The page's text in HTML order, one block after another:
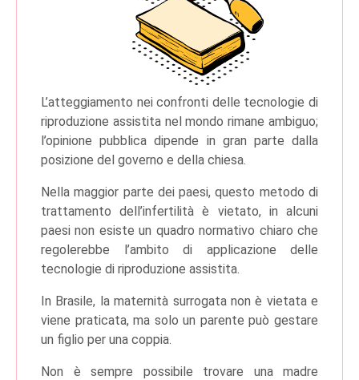
L’atteggiamento nei confronti delle tecnologie di
riproduzione assistita nel mondo rimane ambiguo;
l’opinione pubblica dipende in gran parte dalla
posizione del governo e della chiesa.
Nella maggior parte dei paesi, questo metodo di
trattamento dell’infertilità è vietato, in alcuni
paesi non esiste un quadro normativo chiaro che
regolerebbe l’ambito di applicazione delle
tecnologie di riproduzione assistita.
In Brasile, la maternità surrogata non è vietata e
viene praticata, ma solo un parente può gestare
un figlio per una coppia.
Non è sempre possibile trovare una madre